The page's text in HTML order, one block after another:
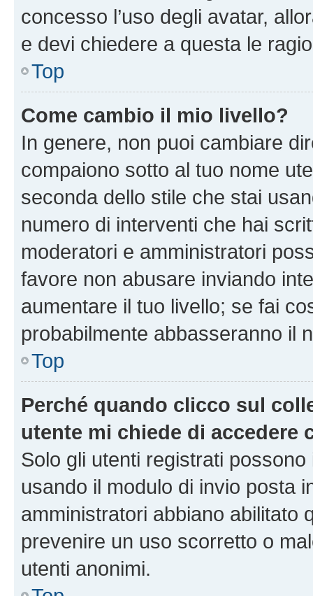
concesso l’uso degli avatar,
e devi chiedere a questa le
Top
Come cambio il mio livello?
In genere, non puoi cambiare
compaiono sotto al tuo nome
seconda dello stile che stai
numero di interventi che hai
moderatori e amministratori
favore non abusare inviando
aumentare il tuo livello; se fai
probabilmente abbasseranno il
Top
Perché quando clicco sul
utente mi chiede di accedere
Solo gli utenti registrati
usando il modulo di invio posta
amministratori abbiano abilitato
prevenire un uso scorretto o
utenti anonimi.